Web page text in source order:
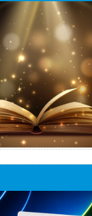
Haz realidad tu historia
Comprar
emociones con